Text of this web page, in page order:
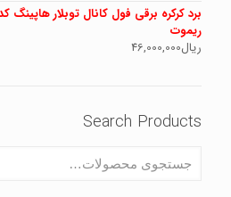
ریموت
ریال46,000,000
Search Products